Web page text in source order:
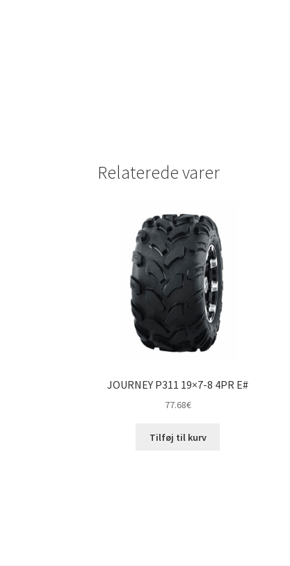
Relaterede varer
JOURNEY P311 19×7-8 4PR E#
77.68€
Tilføj til kurv